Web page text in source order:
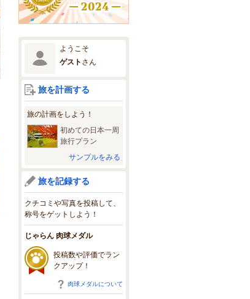
ようこそ
ゲスト さん
旅を計画する
旅の計画をしよう！
初めての日本一周
旅行プラン
サンプルをみる
旅を記録する
クチコミや写真を投稿して、
称号をゲットしよう！
じゃらん 肉球メダル
投稿数や評価でラン
クアップ！
肉球メダルについて